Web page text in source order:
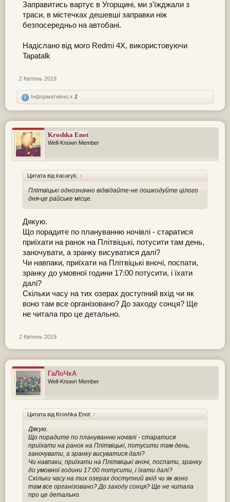
Заправитись вартує в Угорщині, ми з'їжджали з
траси, в містечках дешевші заправки ніж
безпосередньо на автобані.
Надіслано від мого Redmi 4X, використовуючи
Tapatalk
2 Квітень 2019
Інформативно x 2
Kroshka Enot
Well-Known Member
Цитата від iracaryk: ↑
Плітвіцькі однозначно відвідайте-не пошкодуйте цілого
дня-це райське місце.
Дякую.
Що порадите по плануванню ночівлі - старатися
приїхати на ранок на Плітвіцькі, потусити там день,
заночувати, а зранку висуватися далі?
Чи навпаки, приїхати на Плітвіцькі вночі, поспати,
зранку до умовної години 17:00 потусити, і їхати
далі?
Скільки часу на тих озерах доступний вхід чи як
воно там все організовано? До заходу сонця? Ще
не читала про це детально.
2 Квітень 2019
ГаЛоЧкА
Well-Known Member
Цитата від Kroshka Enot: ↑
Дякую.
Що порадите по плануванню ночівлі - старатися
приїхати на ранок на Плітвіцькі, потусити там день,
заночувати, а зранку висуватися далі?
Чи навпаки, приїхати на Плітвіцькі вночі, поспати, зранку
до умовної години 17:00 потусити, і їхати далі?
Скільки часу на тих озерах доступний вхід чи як воно
там все організовано? До заходу сонця? Ще не читала
про це детально.